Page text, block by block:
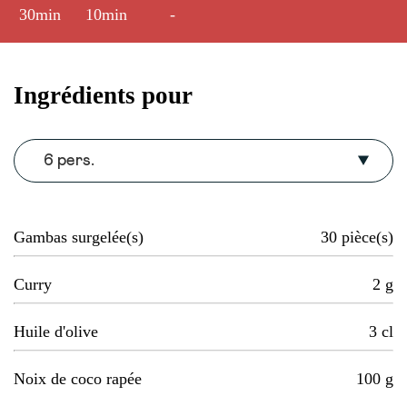
30min
10min -
Ingrédients pour
6 pers.
Gambas surgelée(s) 30 pièce(s)
Curry 2 g
Huile d'olive 3 cl
Noix de coco rapée 100 g